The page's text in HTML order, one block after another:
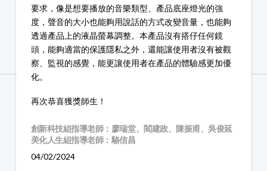
要求，像是想要播放的音樂類型、產品底座燈光的強
度，聲音的大小也能夠用說話的方式改變音量，也能夠
透過產品上的液晶螢幕調整。本產品沒有搭仔任何鏡
頭，能夠適當的保護隱私之外，還能讓使用者沒有被觀
察、監視的感覺，能更讓使用者在產品的體驗感更加優
化。
再次恭喜獲獎師生！
創新科技組指導老師：廖瑞堂、閻建政、陳振甫、吳俊延
美化人生組指導老師：駱信昌
04/02/2024